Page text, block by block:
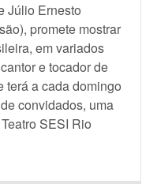
Júlio Ernesto
promete mostrar
em variados
e tocador de
terá a cada domingo
convidados, uma
SESI Rio